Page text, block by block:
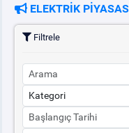
ELEKTRİK
Filtrele